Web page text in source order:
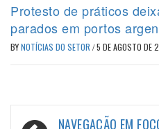
Protesto de práticos
parados em portos
BYNOTÍCIAS DO SETOR /5 DE AGOSTO DE
Navegação
NAVEGAÇÃO EM